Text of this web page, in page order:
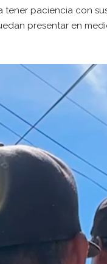
paciencia con
presentar en